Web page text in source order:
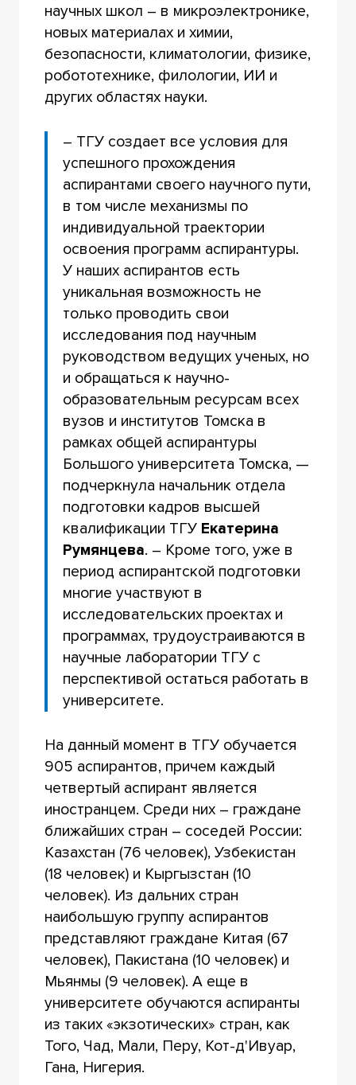
научных школ – в микроэлектронике,
новых материалах и химии,
безопасности, климатологии, физике,
робототехнике, филологии, ИИ и
других областях науки.
– ТГУ создает все условия для
успешного прохождения
аспирантами своего научного пути,
в том числе механизмы по
индивидуальной траектории
освоения программ аспирантуры.
У наших аспирантов есть
уникальная возможность не
только проводить свои
исследования под научным
руководством ведущих ученых, но
и обращаться к научно-
образовательным ресурсам всех
вузов и институтов Томска в
рамках общей аспирантуры
Большого университета Томска, —
подчеркнула начальник отдела
подготовки кадров высшей
квалификации ТГУ Екатерина
Румянцева. – Кроме того, уже в
период аспирантской подготовки
многие участвуют в
исследовательских проектах и
программах, трудоустраиваются в
научные лаборатории ТГУ с
перспективой остаться работать в
университете.
На данный момент в ТГУ обучается
905 аспирантов, причем каждый
четвертый аспирант является
иностранцем. Среди них – граждане
ближайших стран – соседей России:
Казахстан (76 человек), Узбекистан
(18 человек) и Кыргызстан (10
человек). Из дальних стран
наибольшую группу аспирантов
представляют граждане Китая (67
человек), Пакистана (10 человек) и
Мьянмы (9 человек). А еще в
университете обучаются аспиранты
из таких «экзотических» стран, как
Того, Чад, Мали, Перу, Кот-д'Ивуар,
Гана, Нигерия.